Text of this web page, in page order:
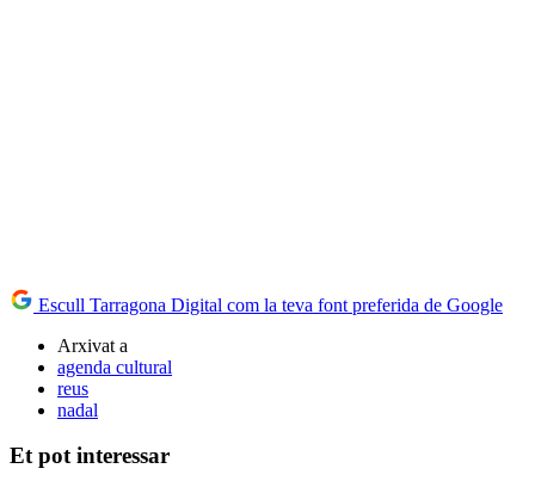
Escull Tarragona Digital com la teva font preferida de Google
Arxivat a
agenda cultural
reus
nadal
Et pot interessar